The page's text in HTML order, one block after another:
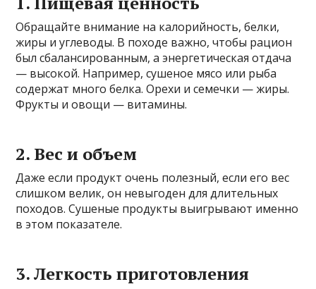
Обращайте внимание на калорийность, белки,
жиры и углеводы. В походе важно, чтобы рацион
был сбалансированным, а энергетическая отдача
— высокой. Например, сушеное мясо или рыба
содержат много белка. Орехи и семечки — жиры.
Фрукты и овощи — витамины.
2. Вес и объем
Даже если продукт очень полезный, если его вес
слишком велик, он невыгоден для длительных
походов. Сушеные продукты выигрывают именно
в этом показателе.
3. Легкость приготовления